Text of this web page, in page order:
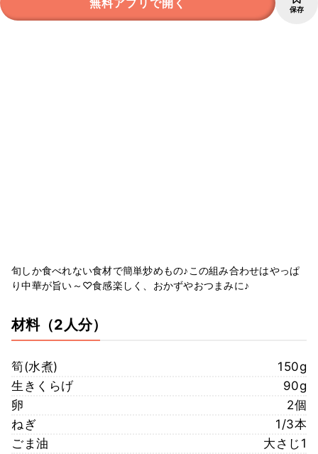
保存
旬しか食べれない食材で簡単炒めもの♪この組み合わせはやっぱ
り中華が旨い～♡食感楽しく、おかずやおつまみに♪
材料（2人分）
筍(水煮)
150g
生きくらげ
90g
卵
2個
ねぎ
1/3本
ごま油
大さじ1